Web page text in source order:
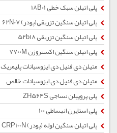
پلی اتیلن سبک خطی 18B01
پلی اتیلن سنگین تزریقی(پودر) 62N07
پلی اتیلن سنگین تزریقی 52b18
پلی اتیلن سنگین اکستروژن 7700M
متیلن دی فنیل دی ایزوسیانات پلیمریک
متیلن دی فنیل دی ایزوسیانات خالص
پلی پروپیلن نساجی ZH564S
پلی استایرن انبساطی 100
پلی اتیلن سنگین لوله (پودر) CRP100N